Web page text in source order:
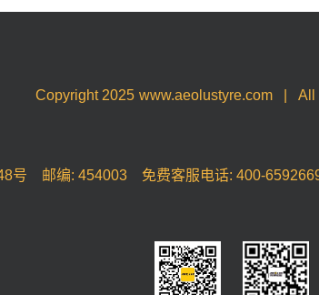
Copyright 2025 www.aeolustyre.com All
号 邮编: 454003 免费客服电话: 400-